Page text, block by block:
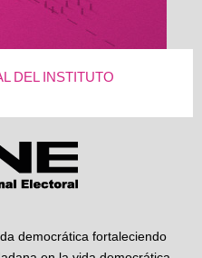
DEL INSTITUTO
democrática fortaleciendo